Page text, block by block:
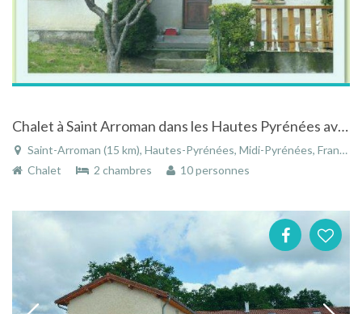
Chalet à Saint Arroman dans les Hautes Pyrénées avec piscine
Saint-Arroman (15 km), Hautes-Pyrénées, Midi-Pyrénées, France
Chalet
2 chambres 10 personnes